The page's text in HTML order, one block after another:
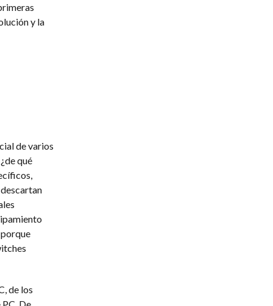
y la
de varios
qué
de los